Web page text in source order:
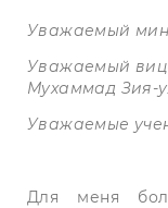
Уважаемый
Уважаемый
Мухаммад Зия-
Уважаемые
Для меня